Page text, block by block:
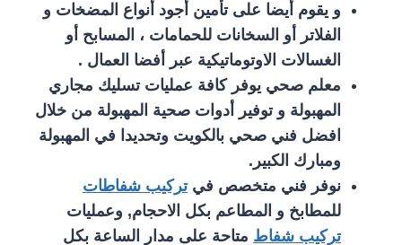
و يقوم أيضا على تأمين أجود أنواع المضخات و
الفلاتر أو السخانات للحمامات ، المسابح أو
الغسالات الاوتوماتيكية عبر أفضا العمال .
معلم صحي يوفر كافة عمليات تسليك مجاري
المهبولة و توفير أدوات صحية المهبولة من خلال
افضل فني صحي بالكويت وتحديدا في المهبولة
ومبارك الكبير.
نوفر فني متخصص فيتركيب شفاطات
للمطابخ و المطاعم بكل الاحجام, وعمليات
تركيب شفاط متاحة على مدار الساعة بكل